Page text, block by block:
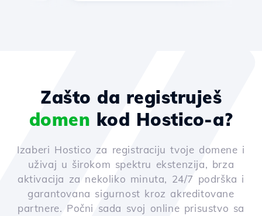
Zašto da registruješ
domen kod Hostico-a?
Izaberi Hostico za registraciju tvoje domene i
uživaj u širokom spektru ekstenzija, brza
aktivacija za nekoliko minuta, 24/7 podrška i
garantovana sigurnost kroz akreditovane
partnere. Počni sada svoj online prisustvo sa